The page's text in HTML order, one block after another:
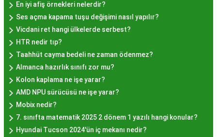
Hayır lokması fiyatları İstanbul
mekanlara ve sunulan hizmete göre değişiklik
gösterir. Genellikle porsiyon bazında satılan hayır
lokmalarının fiyatları uygun olup, lezzetin
kalitesiyle uyumlu bir deneyim sunar. İstanbul'da
değerlendirerek, bütçenize uygun bir hayır lokması
bulabilirsiniz.
Hayır Lokması İstanbul
En iyi afiş örnekleri nelerdir?
Ses açma kapama tuşu değişimi nasıl yapılır?
Vicdani ret hangi ülkelerde serbest?
HTR nedir tıp?
Taahhüt cayma bedeli ne zaman ödenmez?
Almanca hazırlık sınıfı zor mu?
Kolon kaplama ne işe yarar?
AMD NPU sürücüsü ne işe yarar?
Mobix nedir?
7. sınıfta matematik 2025 2 dönem 1 yazılı hangi konular?
Hyundai Tucson 2024'ün iç mekanı nedir?